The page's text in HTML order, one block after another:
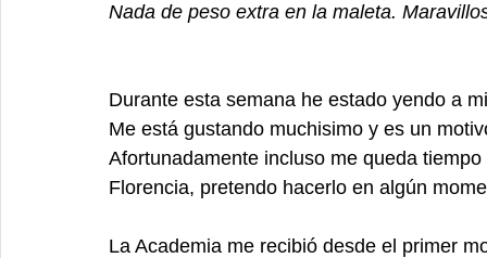
Nada de peso extra en la maleta.
Durante esta semana he estado yendo a
Me está gustando muchisimo y es un
Afortunadamente incluso me queda
Florencia, pretendo hacerlo en algún
La Academia me recibió desde el primer